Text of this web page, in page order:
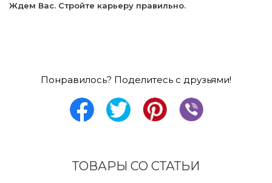
Ждем Вас. Стройте карьеру правильно.
Понравилось? Поделитесь с друзьями!
ТОВАРЫ СО СТАТЬИ